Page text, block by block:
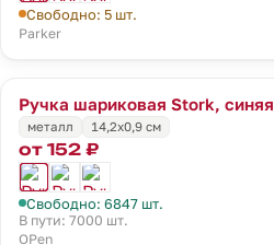
Свободно: 5 шт.
Parker
Ручка шариковая Stork, синяя
металл
14,2х0,9 см
от 152 ₽
Свободно: 6847 шт.
В пути: 7000 шт.
OPen